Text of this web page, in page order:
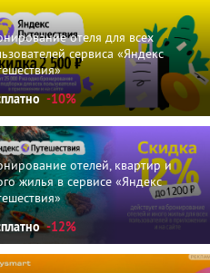
отеля для всех
сервиса «Яндекс
-10%
отелей, квартир и
жилья в сервисе «Яндекс
-12%